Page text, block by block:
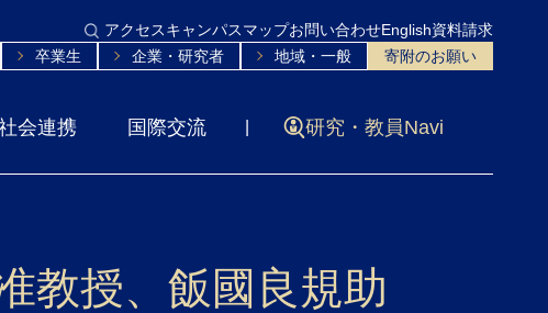
アクセスキャンパスマップお問い合わせEnglish資料請求
卒業生 企業・研究者 地域・一般 寄附のお願い
会連携 国際交流 研究・教員Navi
教授、飯國良規助